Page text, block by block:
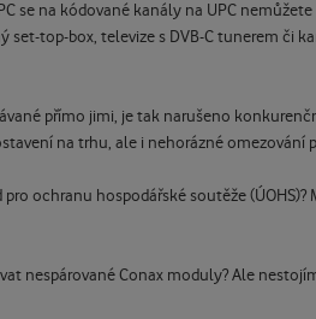
se na kódované kanály na UPC
top-box, televize s DVB-C tunerem či
přímo jimi, je tak narušeno
na trhu, ale i nehorázné omezování
ochranu hospodářské soutěže
nespárované Conax moduly? Ale